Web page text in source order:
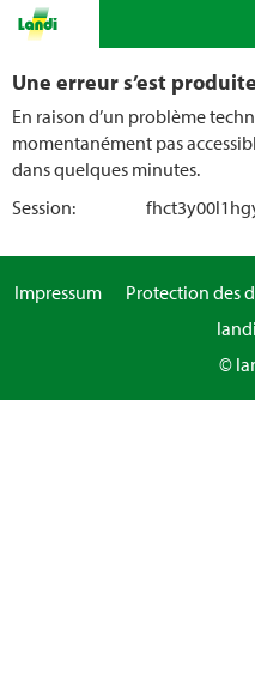
Une erreur s’est produite
En raison d’un problème
momentanément pas
dans quelques minutes.
Session:
Impressum Protection des
©